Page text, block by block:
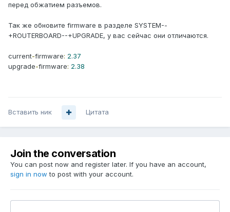
перед обжатием разъемов.
Так же обновите firmware в разделе SYSTEM--
+ROUTERBOARD--+UPGRADE, у вас сейчас они отличаются.
current-firmware: 2.37
upgrade-firmware: 2.38
Вставить ник Цитата
Join the conversation
You can post now and register later. If you have an account,
sign in now to post with your account.